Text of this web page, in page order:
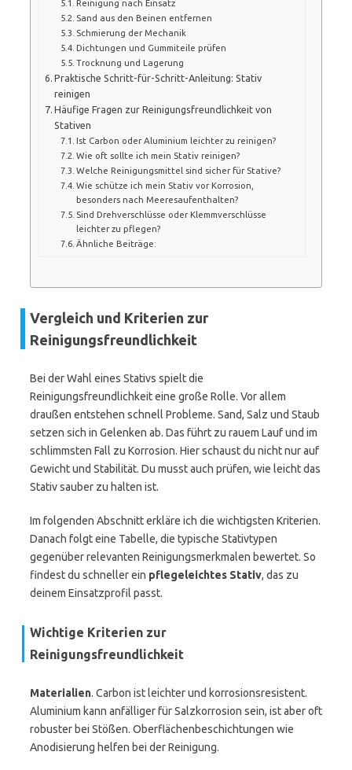
Reinigung nach Einsatz
Sand aus den Beinen entfernen
Schmierung der Mechanik
Dichtungen und Gummiteile prüfen
Trocknung und Lagerung
Praktische Schritt-für-Schritt-Anleitung: Stativ
reinigen
Häufige Fragen zur Reinigungsfreundlichkeit von
Stativen
Ist Carbon oder Aluminium leichter zu reinigen?
Wie oft sollte ich mein Stativ reinigen?
Welche Reinigungsmittel sind sicher für Stative?
Wie schütze ich mein Stativ vor Korrosion,
besonders nach Meeresaufenthalten?
Sind Drehverschlüsse oder Klemmverschlüsse
leichter zu pflegen?
Ähnliche Beiträge:
Vergleich und Kriterien zur
Reinigungsfreundlichkeit
Bei der Wahl eines Stativs spielt die
Reinigungsfreundlichkeit eine große Rolle. Vor allem
draußen entstehen schnell Probleme. Sand, Salz und Staub
setzen sich in Gelenken ab. Das führt zu rauem Lauf und im
schlimmsten Fall zu Korrosion. Hier schaust du nicht nur auf
Gewicht und Stabilität. Du musst auch prüfen, wie leicht das
Stativ sauber zu halten ist.
Im folgenden Abschnitt erkläre ich die wichtigsten Kriterien.
Danach folgt eine Tabelle, die typische Stativtypen
gegenüber relevanten Reinigungsmerkmalen bewertet. So
findest du schneller ein pflegeleichtes Stativ, das zu
deinem Einsatzprofil passt.
Wichtige Kriterien zur
Reinigungsfreundlichkeit
Materialien. Carbon ist leichter und korrosionsresistent.
Aluminium kann anfälliger für Salzkorrosion sein, ist aber oft
robuster bei Stößen. Oberflächenbeschichtungen wie
Anodisierung helfen bei der Reinigung.